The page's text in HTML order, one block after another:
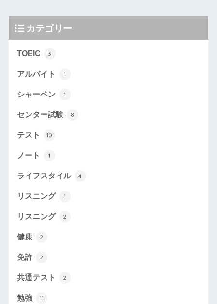
カテゴリー
TOEIC 3
アルバイト 1
シャーペン 1
センター試験 8
テスト 10
ノート 1
ライフスタイル 4
リスニング 1
リスニング 2
健康 2
免許 2
共通テスト 2
勉強 11